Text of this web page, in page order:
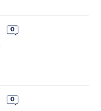
0
0